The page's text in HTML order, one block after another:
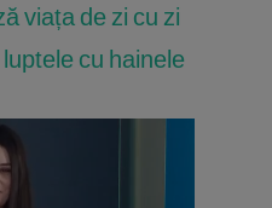
viața de zi cu zi
cu hainele